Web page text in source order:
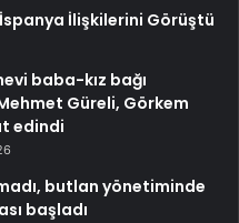
İlişkilerini Görüştü
baba-kız bağı
Güreli, Görkem
edindi
butlan yönetiminde
başladı